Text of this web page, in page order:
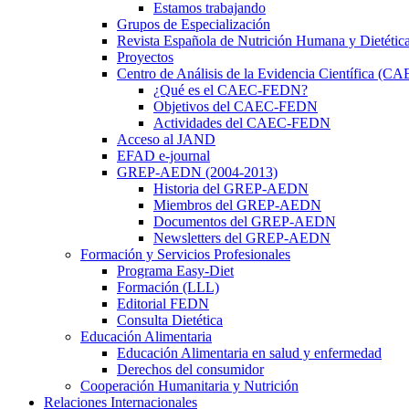
Estamos trabajando
Grupos de Especialización
Revista Española de Nutrición Humana y Dietética
Proyectos
Centro de Análisis de la Evidencia Científica
¿Qué es el CAEC-FEDN?
Objetivos del CAEC-FEDN
Actividades del CAEC-FEDN
Acceso al JAND
EFAD e-journal
GREP-AEDN (2004-2013)
Historia del GREP-AEDN
Miembros del GREP-AEDN
Documentos del GREP-AEDN
Newsletters del GREP-AEDN
Formación y Servicios Profesionales
Programa Easy-Diet
Formación (LLL)
Editorial FEDN
Consulta Dietética
Educación Alimentaria
Educación Alimentaria en salud y enfermedad
Derechos del consumidor
Cooperación Humanitaria y Nutrición
Relaciones Internacionales